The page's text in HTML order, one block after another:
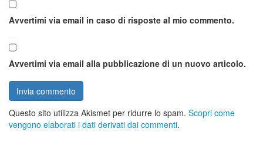
Avvertimi via email in caso di risposte al mio commento.
Avvertimi via email alla pubblicazione di un nuovo articolo.
Questo sito utilizza Akismet per ridurre lo spam. Scopri come
vengono elaborati i dati derivati dai commenti.